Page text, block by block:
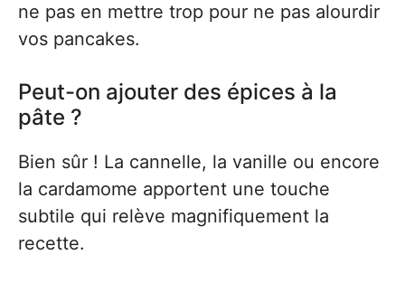
ne pas en mettre trop pour ne pas alourdir
vos pancakes.
Peut-on ajouter des épices à la
pâte ?
Bien sûr ! La cannelle, la vanille ou encore
la cardamome apportent une touche
subtile qui relève magnifiquement la
recette.